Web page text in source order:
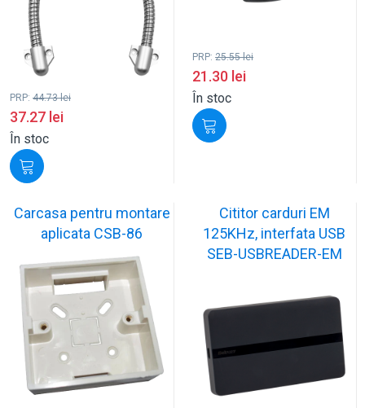
PRP: 44.73lei
37.27 lei
În stoc
PRP: 25.55lei
21.30 lei
În stoc
Carcasa pentru montare
aplicata CSB-86
Cititor carduri EM
125KHz, interfata USB
SEB-USBREADER-EM